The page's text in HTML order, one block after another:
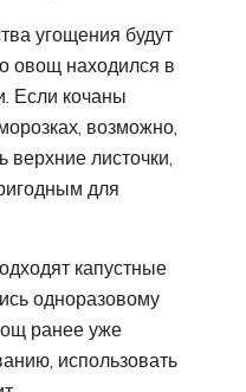
угощения будут
овощ находился в
Если кочаны
возможно,
листочки,
для
капустные
одноразовому
ранее уже
использовать